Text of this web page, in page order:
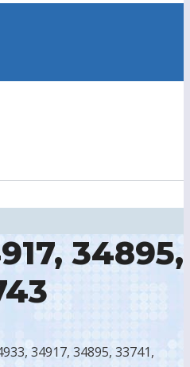
34895,
34917, 34895, 33741,